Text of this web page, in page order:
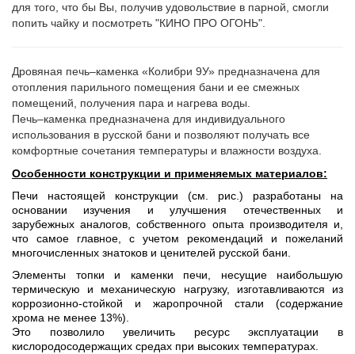
для того, что бы Вы, получив удовольствие в парной, смогли
попить чайку и посмотреть "КИНО ПРО ОГОНЬ".
Дровяная печь–каменка «Колибри 9У» предназначена для
отопления парильного помещения бани и ее смежных
помещений, получения пара и нагрева воды.
Печь–каменка предназначена для индивидуального
использования в русской бани и позволяют получать все
комфортные сочетания температуры и влажности воздуха.
Особенности конструкции и применяемых материалов:
Печи настоящей конструкции (см. рис.) разработаны на
основании изучения и улучшения отечественных и
зарубежных аналогов, собственного опыта производителя и,
что самое главное, с учетом рекомендаций и пожеланий
многочисленных знатоков и ценителей русской бани.
Элементы топки и каменки печи, несущие наибольшую
термическую и механическую нагрузку, изготавливаются из
коррозионно-стойкой и жаропрочной стали (содержание
хрома не менее 13%).
Это позволило увеличить ресурс эксплуатации в
кислородосодержащих средах при высоких температурах.